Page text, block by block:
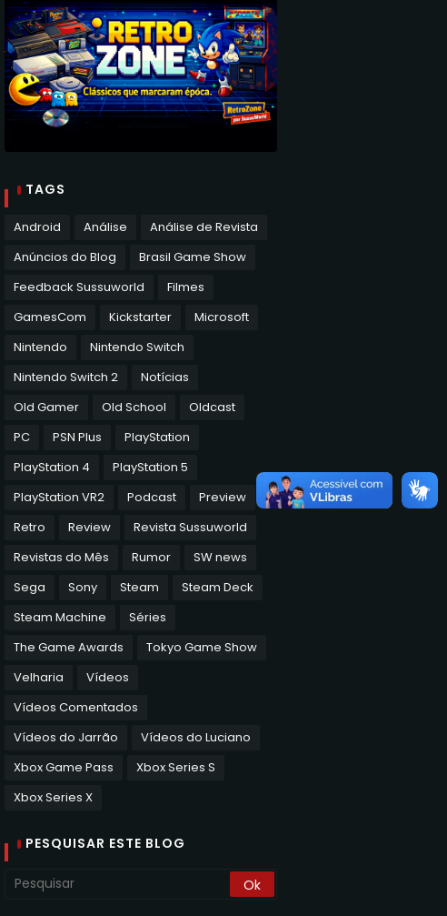
TAGS
Android Análise
Análise de Revista
Anúncios do Blog
Brasil Game Show
Feedback Sussuworld
Filmes
GamesCom
Kickstarter
Microsoft
Nintendo
Nintendo Switch
Nintendo Switch 2
Notícias
Old Gamer
Old School
Oldcast
PC
PSN Plus
PlayStation
PlayStation 4
PlayStation 5
PlayStation VR2
Podcast
Preview
Retro
Review
Revista Sussuworld
Revistas do Mês
Rumor
SW news
Sega
Sony Steam
Steam Deck
Steam Machine
Séries
The Game Awards
Tokyo Game Show
Velharia
Vídeos
Vídeos Comentados
Vídeos do Jarrão
Vídeos do Luciano
Xbox Game Pass
Xbox Series S
Xbox Series X
PESQUISAR ESTE BLOG